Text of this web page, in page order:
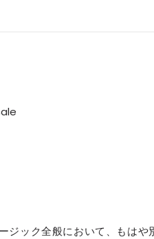
ジック全般において、もは